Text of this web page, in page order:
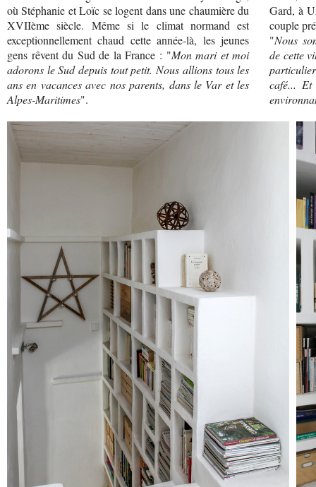
où Stéphanie et Loïc se logent dans une chaumière du
XVIIème siècle. Même si le climat normand est
exceptionnellement chaud cette année-là, les jeunes
gens rêvent du Sud de la France : "Mon mari et moi
adorons le Sud depuis tout petit. Nous allions tous les
ans en vacances avec nos parents, dans le Var et les
Alpes-Maritimes".
Gard, à
couple
"Nous
de cette
café...